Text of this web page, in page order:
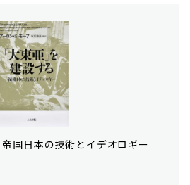
帝国日本の技術とイデオロギー